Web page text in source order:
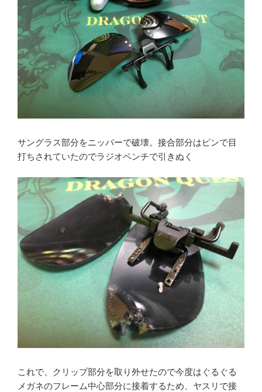
サングラス部分をニッパーで破壊。接合部分はピンで目
打ちされていたのでラジオペンチで引きぬく
これで、クリップ部分を取り外せたので今度はぐるぐる
メガネのフレーム中心部分に接着するため、ヤスリで接